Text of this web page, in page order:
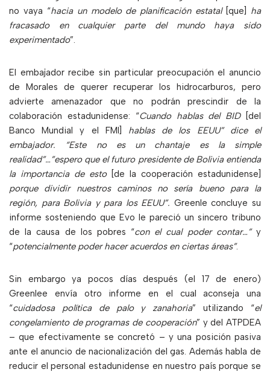
no vaya “hacia un modelo de planificación estatal [que] ha
fracasado en cualquier parte del mundo haya sido
experimentado”.
El embajador recibe sin particular preocupación el anuncio
de Morales de querer recuperar los hidrocarburos, pero
advierte amenazador que no podrán prescindir de la
colaboración estadunidense: “Cuando hablas del BID [del
Banco Mundial y el FMI] hablas de los EEUU” dice el
embajador. “Este no es un chantaje es la simple
realidad”…”espero que el futuro presidente de Bolivia entienda
la importancia de esto [de la cooperación estadunidense]
porque dividir nuestros caminos no sería bueno para la
región, para Bolivia y para los EEUU”. Greenle concluye su
informe sosteniendo que Evo le pareció un sincero tribuno
de la causa de los pobres “con el cual poder contar…”y
“potencialmente poder hacer acuerdos en ciertas áreas”.
Sin embargo ya pocos días después (el 17 de enero)
Greenlee envía otro informe en el cual aconseja una
“cuidadosa política de palo y zanahoria” utilizando “el
congelamiento de programas de cooperación” y del ATPDEA
– que efectivamente se concretó – y una posición pasiva
ante el anuncio de nacionalización del gas. Además habla de
reducir el personal estadunidense en nuestro país porque se